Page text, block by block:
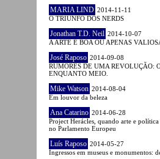
MARIA LIND 2014-11-11
O TRIUNFO DOS NERDS
Jonathan T.D. Neil 2014-10-07
A ARTE É BOA OU APENAS
José Raposo 2014-09-08
RUMORES DE UMA REVOLUÇÃO:
ENQUANTO MEIO.
Mike Watson 2014-08-04
Em louvor da beleza
Ana Catarino 2014-06-28
Project Herácles, quando arte e
no Parlamento Europeu
Luís Raposo 2014-05-27
Ingressos em museus e monumentos: